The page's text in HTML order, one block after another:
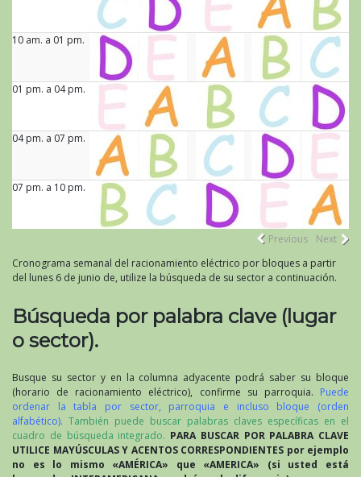
10 am. a 01 pm.
01 pm. a 04 pm.
04 pm. a 07 pm.
07 pm. a 10 pm.
Previous
Next
Cronograma semanal del racionamiento eléctrico por bloques a partir
del lunes 6 de junio de, utilize la búsqueda de su sector a continuación.
Búsqueda por palabra clave (lugar
o sector).
Busque su sector y en la columna adyacente podrá saber su bloque
(horario de racionamiento eléctrico), confirme su parroquia. Puede
ordenar la tabla por sector, parroquia e incluso bloque (orden
alfabético). También puede buscar palabras claves específicas en el
cuadro de búsqueda integrado. PARA BUSCAR POR PALABRA CLAVE
UTILICE MAYÚSCULAS Y ACENTOS CORRESPONDIENTES por ejemplo
no es lo mismo «AMÉRICA» que «AMERICA» (si usted está